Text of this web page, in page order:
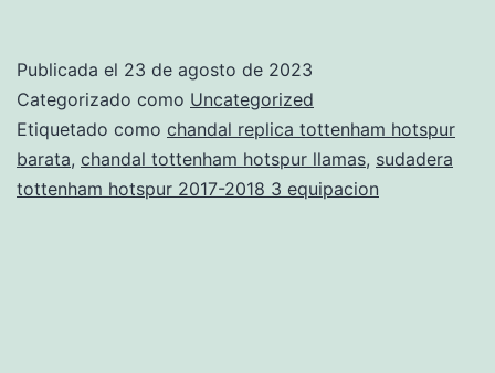
petrovic
tottenham
hotspur
Publicada el 23 de agosto de 2023
Categorizado como Uncategorized
Etiquetado como chandal replica tottenham hotspur
barata, chandal tottenham hotspur llamas, sudadera
tottenham hotspur 2017-2018 3 equipacion